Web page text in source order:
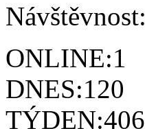
Návštěvnost:
ONLINE:1
DNES:120
TÝDEN:406